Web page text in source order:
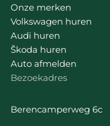
Onze merken
Volkswagen huren
Audi huren
Škoda huren
Auto afmelden
Bezoekadres
Berencamperweg 6c